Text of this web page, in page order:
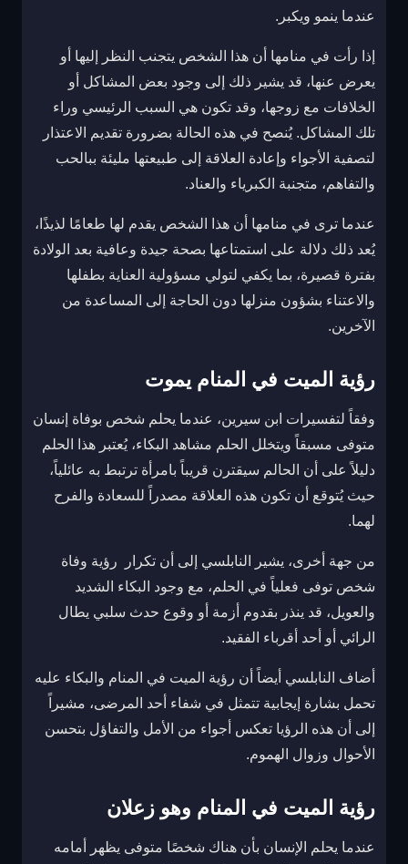
عندما ينمو ويكبر.
إذا رأت في منامها أن هذا الشخص يتجنب النظر إليها أو
يعرض عنها، قد يشير ذلك إلى وجود بعض المشاكل أو
الخلافات مع زوجها، وقد تكون هي السبب الرئيسي وراء
تلك المشاكل. يُنصح في هذه الحالة بضرورة تقديم الاعتذار
لتصفية الأجواء وإعادة العلاقة إلى طبيعتها مليئة ببالحب
والتفاهم، متجنبة الكبرياء والعناد.
عندما ترى في منامها أن هذا الشخص يقدم لها طعامًا لذيذًا،
يُعد ذلك دلالة على استمتاعها بصحة جيدة وعافية بعد الولادة
بفترة قصيرة، بما يكفي لتولي مسؤولية العناية بطفلها
والاعتناء بشؤون منزلها دون الحاجة إلى المساعدة من
الآخرين.
رؤية الميت في المنام يموت
وفقاً لتفسيرات ابن سيرين، عندما يحلم شخص بوفاة إنسان
متوفى مسبقاً ويتخلل الحلم مشاهد البكاء، يُعتبر هذا الحلم
دليلاً على أن الحالم سيقترن قريباً بامرأة ترتبط به عائلياً،
حيث يُتوقع أن تكون هذه العلاقة مصدراً للسعادة والفرح
لهما.
من جهة أخرى، يشير النابلسي إلى أن تكرار رؤية وفاة
شخص توفى فعلياً في الحلم، مع وجود البكاء الشديد
والعويل، قد ينذر بقدوم أزمة أو وقوع حدث سلبي يطال
الرائي أو أحد أقرباء الفقيد.
أضاف النابلسي أيضاً أن رؤية الميت في المنام والبكاء عليه
تحمل بشارة إيجابية تتمثل في شفاء أحد المرضى، مشيراً
إلى أن هذه الرؤيا تعكس أجواء من الأمل والتفاؤل بتحسن
الأحوال وزوال الهموم.
رؤية الميت في المنام وهو زعلان
عندما يحلم الإنسان بأن هناك شخصًا متوفى يظهر أمامه